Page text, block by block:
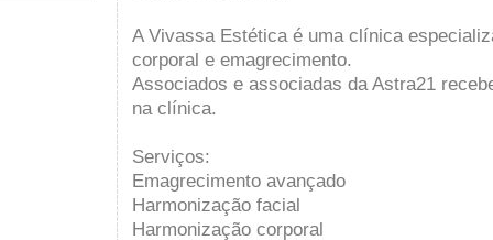
A Vivassa Estética é uma clínica
corporal e emagrecimento.
Associados e associadas da Astra21
na clínica.
Serviços:
Emagrecimento avançado
Harmonização facial
Harmonização corporal